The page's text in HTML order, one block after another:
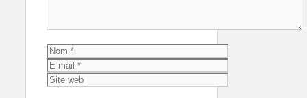
Nom
E-
mail
Site
web